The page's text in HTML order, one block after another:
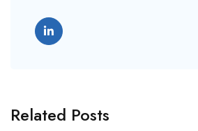
Related Posts